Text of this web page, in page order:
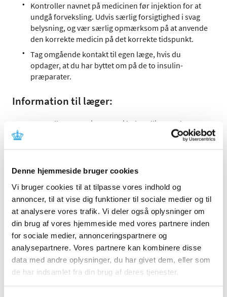
Denne hjemmeside bruger cookies
Vi bruger cookies til at tilpasse vores indhold og
annoncer, til at vise dig funktioner til sociale medier og til
at analysere vores trafik. Vi deler også oplysninger om
din brug af vores hjemmeside med vores partnere inden
for sociale medier, annonceringspartnere og
analysepartnere. Vores partnere kan kombinere disse
data med andre oplysninger, du har givet dem, eller som
de har indsamlet fra din brug af deres tjenester.
Kontroller navnet på medicinen før injektion for at
undgå forveksling. Udvis særlig forsigtighed i svag
belysning, og vær særlig opmærksom på at anvende
den korrekte medicin på det korrekte tidspunkt.
Tag omgående kontakt til egen læge, hvis du
opdager, at du har byttet om på de to insulin-
præparater.
Information til læger:
Kontroller om patienten er i behandling med
Hvis patienten allerede er i behandling med Tresiba,
Tresiba ikke må forveksles pga. alvorlig risiko for
hypo- og hyperglykæmi.
Patienten bør rådes til at kontrollere præparatets
navn omhyggeligtfør injektion og være særlig
opmærksom på risikoen for forveksling i svag
belysning.
Hvis patienter oplever bivirkninger i forbindelse
med brug af Fiasp og Tresiba – herunder også ved
forveksling - skal det indberettes til